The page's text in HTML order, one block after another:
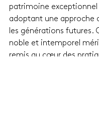
patrimoine
adoptant une approche
les générations futures.
noble et intemporel
remis au cœur des